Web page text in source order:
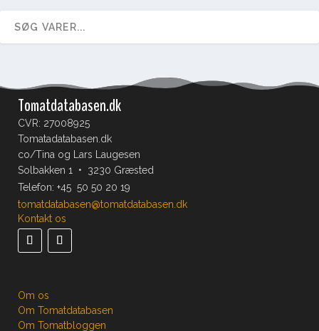
Tomatdatabasen.dk
CVR: 27008925
Tomatadatabasen.dk
co/Tina og Lars Laugesen
Solbakken 1 • 3230 Græsted
Telefon: +45 50 50 20 19
tomatdatabasen@tomatdatabasen.dk
Kontakt os
Om os
Om Tomatdatabasen
Om Tomatbloggen